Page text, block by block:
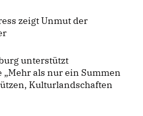
Mitmachen
ABONNIEREN
zeigt Unmut der
unterstützt
als nur ein Summen
Kulturlandschaften